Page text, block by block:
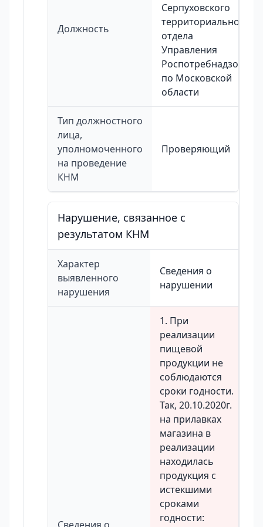
Должность
Серпуховского
территориального
отдела
Управления
Роспотребнадзора
по Московской
области
Тип должностного
лица,
уполномоченного
на проведение
КНМ
Проверяющий
Нарушение, связанное с
результатом КНМ
Характер
выявленного
нарушения
Сведения о
нарушении
1. При
реализации
пищевой
продукции не
соблюдаются
сроки годности.
Так, 20.10.2020г.
на прилавках
магазина в
реализации
находилась
продукция с
истекшими
сроками
годности: